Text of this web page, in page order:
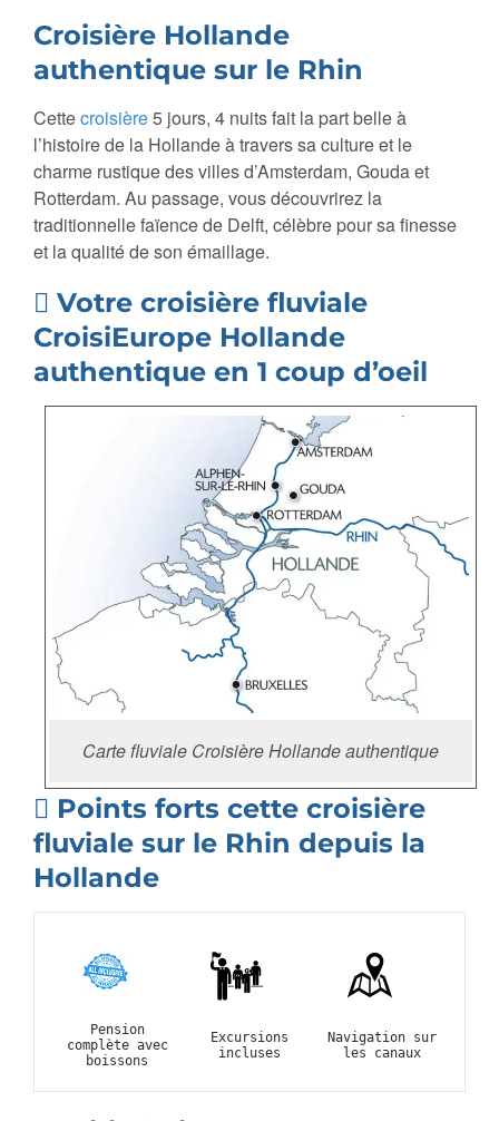
Croisière Hollande
authentique sur le Rhin
Cettecroisière5 jours, 4 nuits fait la part belle à
l’histoire de la Hollande à travers sa culture et le
charme rustique des villes d’Amsterdam, Gouda et
Rotterdam. Au passage, vous découvrirez la
traditionnelle faïence de Delft, célèbre pour sa finesse
et la qualité de son émaillage.
Votre croisière fluviale
CroisiEurope Hollande
authentique en 1 coup d’oeil
Carte fluviale Croisière Hollande authentique
Points forts cette croisière
fluviale sur le Rhin depuis la
Hollande
Pension
complète avec
boissons
Excursions
incluses
Navigation sur
les canaux